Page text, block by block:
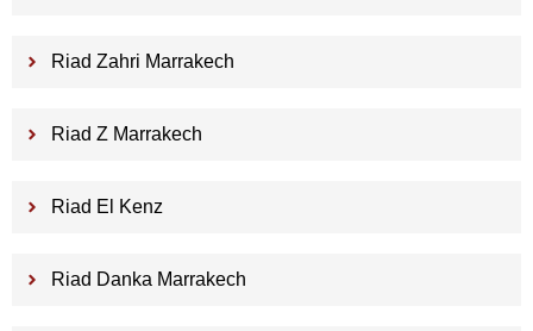
Riad Zahri Marrakech
Riad Z Marrakech
Riad El Kenz
Riad Danka Marrakech